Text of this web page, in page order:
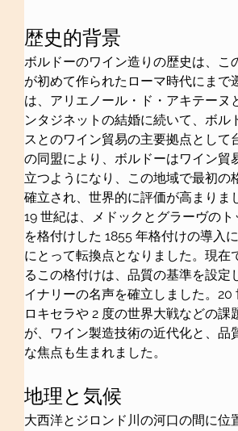
歴史的背景
ボルドーのワイン造りの歴史は、こ
が初めて作られたローマ時代にまで
は、アリエノール・ド・アキテーヌ
ンタジネットの結婚に続いて、ボル
スとのワイン貿易の主要拠点として
の同盟により、ボルドーはワイン貿
立つようになり、この地域で最初の
確立され、世界的に評価が高まりま
19 世紀は、メドックとグラーヴの
を格付けした 1855 年格付けの導入
にとって転換点となりました。現在
るこの格付けは、品質の基準を設定
イナリーの名声を確立しました。20
ロキセラや 2 度の世界大戦などの課
が、ワイン製造技術の近代化と、品
な焦点も生まれました。
地理と気候
大西洋とジロンド川の河口の間に位